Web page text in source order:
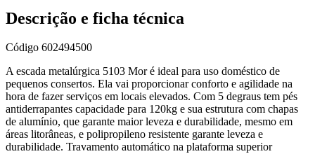
Descrição e ficha técnica
Código 602494500
A escada metalúrgica 5103 Mor é ideal para uso doméstico de
pequenos consertos. Ela vai proporcionar conforto e agilidade na
hora de fazer serviços em locais elevados. Com 5 degraus tem pés
antiderrapantes capacidade para 120kg e sua estrutura com chapas
de alumínio, que garante maior leveza e durabilidade, mesmo em
áreas litorâneas, e polipropileno resistente garante leveza e
durabilidade. Travamento automático na plataforma superior